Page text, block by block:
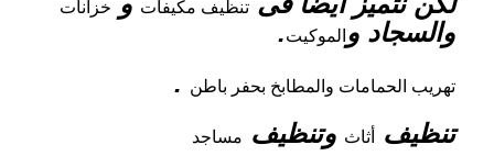
تنظيف مكيفات خزانات
والسجاد والموكيت.
تهريب الحمامات والمطابخ بحفر باطن .
تنظيف أثاث وتنظيف مساجد